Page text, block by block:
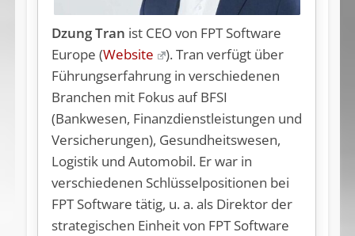
Dzung Tran ist CEO von FPT Software
Europe (Website
). Tran verfügt über
Führungserfahrung in verschiedenen
Branchen mit Fokus auf BFSI
(Bankwesen, Finanzdienstleistungen und
Versicherungen), Gesundheitswesen,
Logistik und Automobil. Er war in
verschiedenen Schlüsselpositionen bei
FPT Software tätig, u. a. als Direktor der
strategischen Einheit von FPT Software